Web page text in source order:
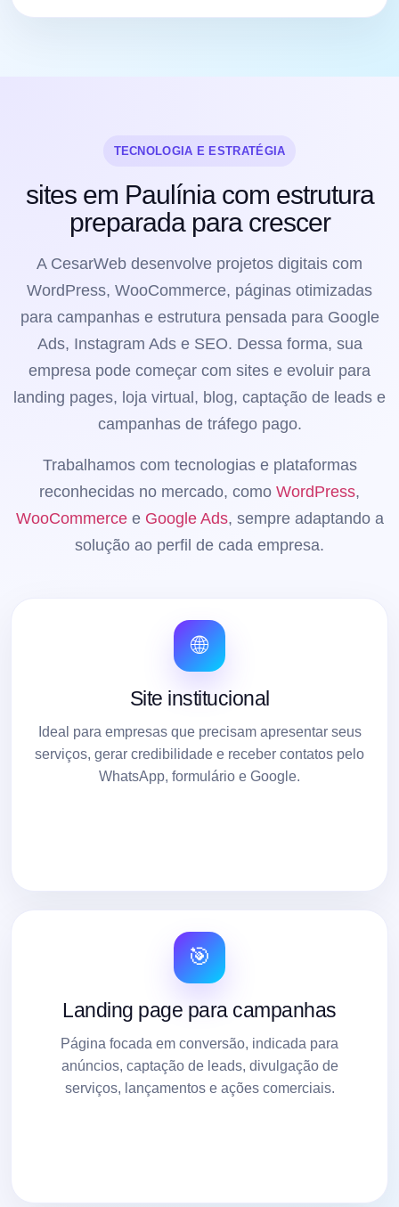
TECNOLOGIA E ESTRATÉGIA
sites em Paulínia com estrutura
preparada para crescer
A CesarWeb desenvolve projetos digitais com
WordPress, WooCommerce, páginas otimizadas
para campanhas e estrutura pensada para Google
Ads, Instagram Ads e SEO. Dessa forma, sua
empresa pode começar com sites e evoluir para
landing pages, loja virtual, blog, captação de leads e
campanhas de tráfego pago.
Trabalhamos com tecnologias e plataformas
reconhecidas no mercado, como WordPress,
WooCommercee Google Ads, sempre adaptando a
solução ao perfil de cada empresa.
🌐
Site institucional
Ideal para empresas que precisam apresentar seus
serviços, gerar credibilidade e receber contatos pelo
WhatsApp, formulário e Google.
🎯
Landing page para campanhas
Página focada em conversão, indicada para
anúncios, captação de leads, divulgação de
serviços, lançamentos e ações comerciais.